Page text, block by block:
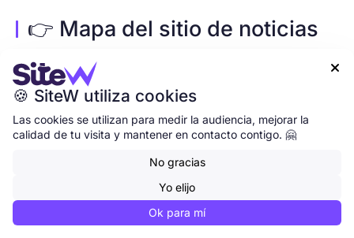
👉 Mapa del sitio de noticias
Se utiliza específicamente para ayudar a los motores
de búsqueda a encontrar mejor contenido web
aprobado para Google News. Para obtener los
mejores resultados, incluye las URL de los artículos
publicados en los últimos dos días.
👉 Imágenes del mapa del
sitio

🍪 SiteW utiliza cookies
Las cookies se utilizan para medir la audiencia, mejorar la
calidad de tu visita y mantener en contacto contigo. 🤗
No gracias
Yo elijo
Ok para mí